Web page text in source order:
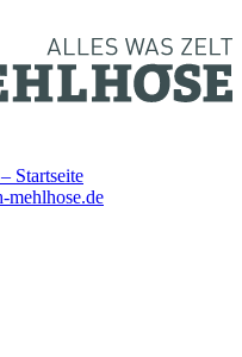
Startseite
mehlhose.de